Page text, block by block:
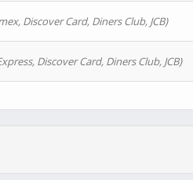
Discover Card, Diners Club, JCB)
Discover Card, Diners Club, JCB)